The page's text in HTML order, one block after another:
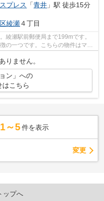
プレス
「青井 」駅 徒歩15分
綾瀬４丁目
綾瀬駅前郵便局まで199mです。
の一つです。こちらの物件はマン
りません。
ン」への
はこちら
1～5 件を表示
変更
ップへ